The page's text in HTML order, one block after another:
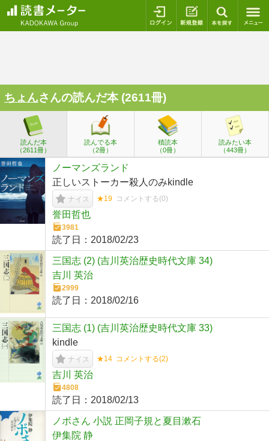
ログイン 新規登録
ちょんさんの読んだ本 (2611冊)
読んだ本
（2611冊）
読んでる本
（2冊）
積読本
（0冊）
読みたい本
（443冊）
ノーマンズランド
正しいストーカー殺人のみkindle
ナイス ★19 コメントする(0)
誉田哲也
3981
読了日： 2018/02/23
三国志 (2) (吉川英治歴史時代文庫 34)
吉川 英治
2999
読了日： 2018/02/16
三国志 (1) (吉川英治歴史時代文庫 33)
kindle
ナイス ★14 コメントする(2)
吉川 英治
4808
読了日： 2018/02/13
ノボさん 小説 正岡子規と夏目漱石
伊集院 静